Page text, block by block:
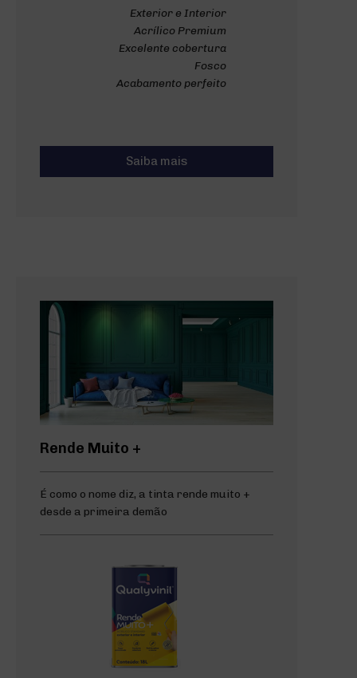
Exterior e Interior
Acrílico Premium
Excelente cobertura
Fosco
Acabamento perfeito
Saiba mais
Rende Muito +
É como o nome diz, a tinta rende muito +
desde a primeira demão